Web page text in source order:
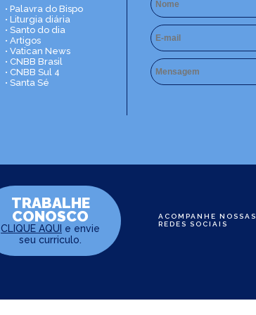
• Palavra do Bispo
• Liturgia diária
• Santo do dia
• Artigos
• Vatican News
• CNBB Brasil
• CNBB Sul 4
• Santa Sé
TRABALHE
CONOSCO
CLIQUE AQUI e envie
seu curriculo.
ACOMPANHE NOSSAS
REDES SOCIAIS